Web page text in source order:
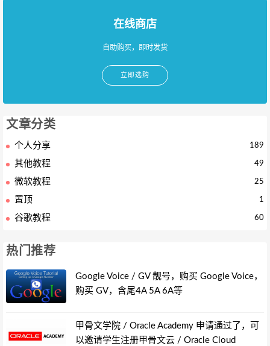
在线商店
自助购买，即时发货
立即选购
文章分类
个人分享 189
其他教程 49
微软教程 25
置顶 1
谷歌教程 60
热门推荐
Google Voice / GV 靓号，购买 Google Voice，
购买 GV，含尾4A 5A 6A等
甲骨文学院 / Oracle Academy 申请通过了，可
以邀请学生注册甲骨文云 / Oracle Cloud